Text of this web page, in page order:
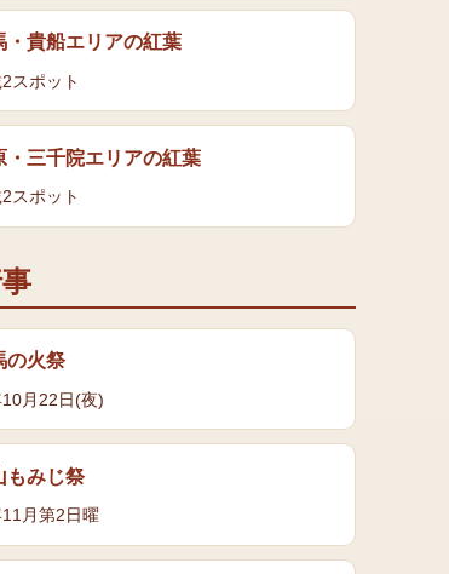
・貴船エリアの紅葉
2スポット
・三千院エリアの紅葉
2スポット
の火祭
月22日(夜)
もみじ祭
月第2日曜